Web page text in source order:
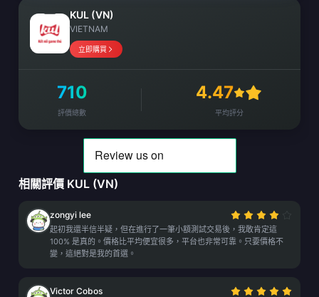
KUL (VN)
VIETNAM
立即購買
710
評價總數
4.47
平均評分
相關評價 KUL (VN)
zongyi lee
起初我還半信半疑，但在進行了一筆小額測試交易後，我敢肯定這
100% 是真的。價格比平均便宜很多，平台也非常可靠。只要價格不
變，這絕對是我的首選。
Victor Cobos